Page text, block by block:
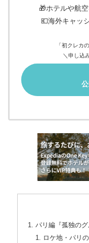
🎁ホテルや航
💶海外キャッ
「初クレカ
＼申し込
パリ編『孤独の
ロケ地・パリ